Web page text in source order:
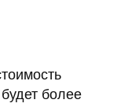
более